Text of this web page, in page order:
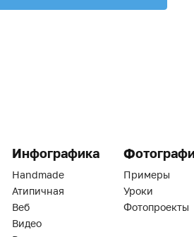
Инфографика
Handmade
Атипичная
Веб
Видео
Примеры
Уроки
Фотопроекты